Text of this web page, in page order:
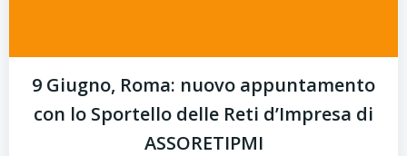
9 Giugno, Roma: nuovo appuntamento
con lo Sportello delle Reti d’Impresa di
ASSORETIPMI